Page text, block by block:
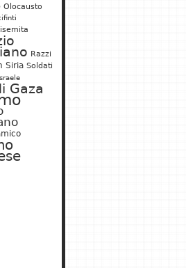
Olocausto
Razzi
Siria Soldati
Gaza